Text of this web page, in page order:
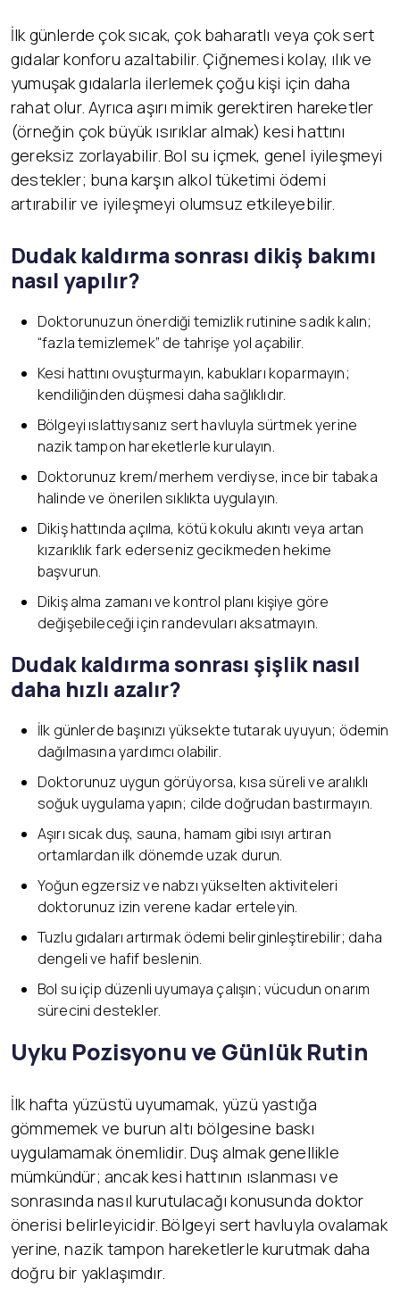
İlk günlerde çok sıcak, çok baharatlı veya çok sert
gıdalar konforu azaltabilir. Çiğnemesi kolay, ılık ve
yumuşak gıdalarla ilerlemek çoğu kişi için daha
rahat olur. Ayrıca aşırı mimik gerektiren hareketler
(örneğin çok büyük ısırıklar almak) kesi hattını
gereksiz zorlayabilir. Bol su içmek, genel iyileşmeyi
destekler; buna karşın alkol tüketimi ödemi
artırabilir ve iyileşmeyi olumsuz etkileyebilir.
Dudak kaldırma sonrası dikiş bakımı
nasıl yapılır?
Doktorunuzun önerdiği temizlik rutinine sadık kalın;
“fazla temizlemek” de tahrişe yol açabilir.
Kesi hattını ovuşturmayın, kabukları koparmayın;
kendiliğinden düşmesi daha sağlıklıdır.
Bölgeyi ıslattıysanız sert havluyla sürtmek yerine
nazik tampon hareketlerle kurulayın.
Doktorunuz krem/merhem verdiyse, ince bir tabaka
halinde ve önerilen sıklıkta uygulayın.
Dikiş hattında açılma, kötü kokulu akıntı veya artan
kızarıklık fark ederseniz gecikmeden hekime
başvurun.
Dikiş alma zamanı ve kontrol planı kişiye göre
değişebileceği için randevuları aksatmayın.
Dudak kaldırma sonrası şişlik nasıl
daha hızlı azalır?
İlk günlerde başınızı yüksekte tutarak uyuyun; ödemin
dağılmasına yardımcı olabilir.
Doktorunuz uygun görüyorsa, kısa süreli ve aralıklı
soğuk uygulama yapın; cilde doğrudan bastırmayın.
Aşırı sıcak duş, sauna, hamam gibi ısıyı artıran
ortamlardan ilk dönemde uzak durun.
Yoğun egzersiz ve nabzı yükselten aktiviteleri
doktorunuz izin verene kadar erteleyin.
Tuzlu gıdaları artırmak ödemi belirginleştirebilir; daha
dengeli ve hafif beslenin.
Bol su içip düzenli uyumaya çalışın; vücudun onarım
sürecini destekler.
Uyku Pozisyonu ve Günlük Rutin
İlk hafta yüzüstü uyumamak, yüzü yastığa
gömmemek ve burun altı bölgesine baskı
uygulamamak önemlidir. Duş almak genellikle
mümkündür; ancak kesi hattının ıslanması ve
sonrasında nasıl kurutulacağı konusunda doktor
önerisi belirleyicidir. Bölgeyi sert havluyla ovalamak
yerine, nazik tampon hareketlerle kurutmak daha
doğru bir yaklaşımdır.